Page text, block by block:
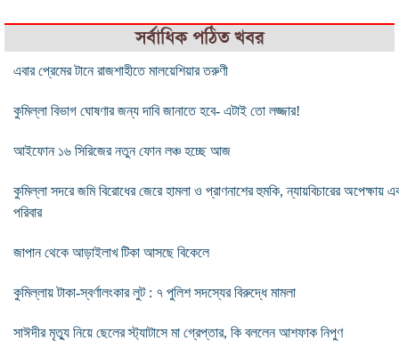
সর্বাধিক পঠিত খবর
এবার প্রেমের টানে রাজশাহীতে মালয়েশিয়ার তরুণী
কুমিল্লা বিভাগ ঘোষণার জন্য দাবি জানাতে হবে- এটাই তো লজ্জার!
আইফোন ১৬ সিরিজের নতুন ফোন লঞ্চ হচ্ছে আজ
কুমিল্লা সদরে জমি বিরোধের জেরে হামলা ও প্রাণনাশের হুমকি, ন্যায়বিচারের অপেক্ষায়
পরিবার
জাপান থেকে আড়াইলাখ টিকা আসছে বিকেলে
কুমিল্লায় টাকা-স্বর্ণালংকার লুট : ৭ পুলিশ সদস্যের বিরুদ্ধে মামলা
সাঈদীর মৃত্যু নিয়ে ছেলের স্ট্যাটাসে মা গ্রেপ্তার, কি বললেন আশফাক নিপুণ